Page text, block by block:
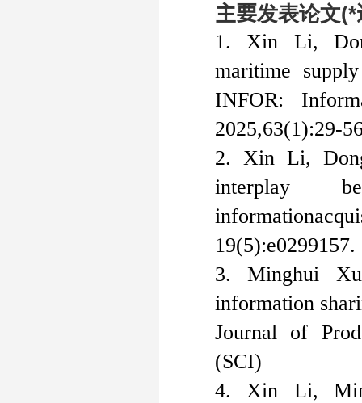
主要发表论文(*
1. Xin Li,
maritime
INFOR:
2025,63(1):29-
2. Xin Li,
interplay
information
19(5):e0299157.
3. Minghui
information s
Journal of
(SCI)
4. Xin Li,